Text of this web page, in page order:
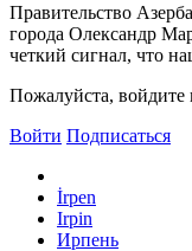
Правительство
города Олександр
четкий сигнал, что
Пожалуйста, войдите
Войти Подписаться
İrpen
Irpin
Ирпень